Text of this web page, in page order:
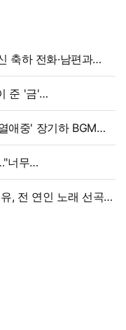
인정" 주장 [엑's 이슈]